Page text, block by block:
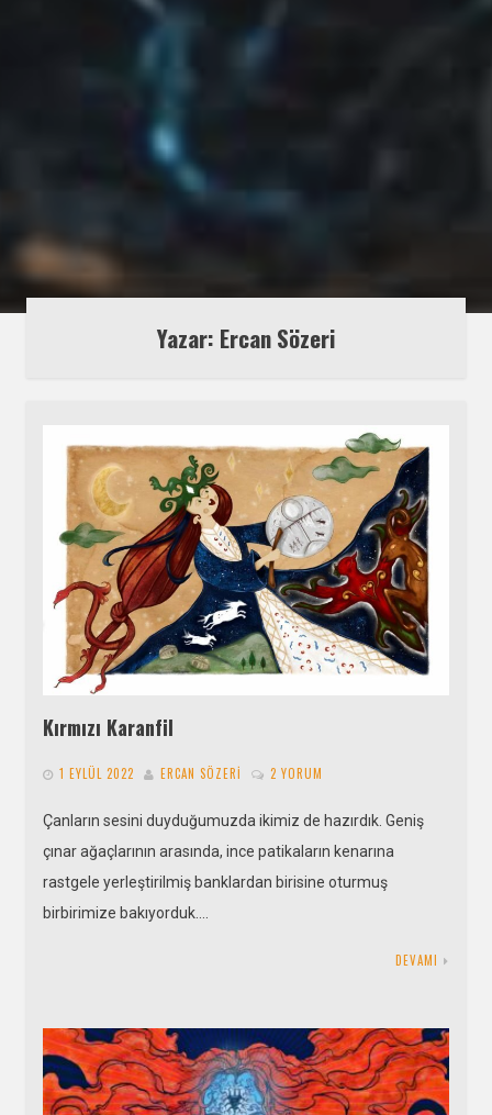
Yazar: Ercan Sözeri
Kırmızı Karanfil
1 EYLÜL 2022 ERCAN SÖZERI 2 YORUM
Çanların sesini duyduğumuzda ikimiz de hazırdık. Geniş
çınar ağaçlarının arasında, ince patikaların kenarına
rastgele yerleştirilmiş banklardan birisine oturmuş
birbirimize bakıyorduk….
DEVAMI